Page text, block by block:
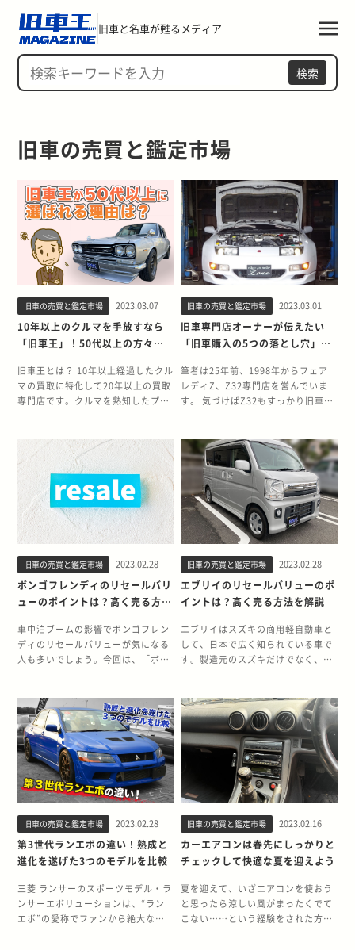
旧車と名車が甦るメディア
検索
旧車の売買と鑑定市場
旧車の売買と鑑定市場 2023.03.07
10年以上のクルマを手放すなら
「旧車王」！50代以上の方々に
旧車王とは？ 10年以上経過したクル
マの買取に特化して20年以上の買取
専門店です。クルマを熟知したプロ
取価格で安心して売却をすることが
可能です。 利用者の半数以上が50代
の方々であることから、長くクルマ
に乗られてきたクルマ好きの方から
ご好評いただいています。 お客様の
声の一部を紹介します。 ■Oさん
（80代・男性）旧車王に連絡後すぐ
と思う。又、処理も早く満足してい
る。クルマに対するエピソードは多
くあるが、44年間も役立ってくれて
れる方に大切に使ってもらえること
を心から願っている。 ■Fさん
（60代・男性）とても大切に乗って
の方はとても信用出来る方とお見受
けしましたが、その通りでした。あ
りがとうございます。 ■Nさん
（60代・男性）若い社員の方でした
が、知識も豊富で誠実な方でした。
とても気持ちよく対応いただきまし
た。 神奈川県横浜市を拠点とし、
全国47都道府県どこへでも査定にい
きます。社内基準をクリアした経験
豊富な鑑定士が最短当日で査定にい
くため、日程調整もカンタンにでき
ます！ 条件に当てはまる方には、買
取を行った当日にご入金が可能で
す。 ぜひお電話からお気軽にお問い
合わせください！ ※下記画像をタッ
旧車の売買と鑑定市場 2023.03.01
旧車専門店オーナーが伝えたい
「旧車購入の5つの落とし穴」と
筆者は25年前、1998年からフェア
レディZ、Z32専門店を営んでいま
す。 気づけばZ32もすっかり旧車に
しましたが、ここ数年で空前の旧車
大ブームになっていることはご存知
のとおりです。 海外と国内のW需要
で、相場が急騰。 R32〜R34型スカ
イラインGT-Rを筆頭に、信じられ
ない価格になっています。 カーセン
サーやグーを見れば憧れのクルマた
ぐ方も多いことでしょう。 いい方は
悪いですが、ここだけの話し、そこ
に「落とし穴」が潜んでいることも
ドバイスは一言。 『思い込みで旧車
を買わないこと』です。 その思い込
みは、固定概念や心理から生まれる
車を購入される方々のヒントになれ
ばと思います。 ■落とし穴1：販売
価格が高いから程度が良いと思い込
んでしまう 販売価格が安いクルマ
は、程度が悪く見えます。 「販売価
格が高い＝価値が高い」と思い込ん
でしないがちです。 販売価格と、程
度は比例するとはいい切れません。
「販売価格が高い＝仕入れが高い」
可能性もあるのです。 ■落とし穴
2：見た目が良いから程度が良いと
思い込んでしまう 見た目が悪いクル
マは、程度が悪く見えます。 見た目
が良いと、大事にされてきたと思い
込んでしまいがちです。 見た目と程
旧車の売買と鑑定市場 2023.02.28
ボンゴフレンディのリセールバリ
ューのポイントは？高く売る方法
車中泊ブームの影響でボンゴフレン
ディのリセールバリューが気になる
人も多いでしょう。今回は、「ボン
く売る方法」「ボンゴフレンディの
魅力と歴史」について詳しく解説し
ます。ボンゴフレンディの売却を検
討中の人は参考にしてください。 ボ
ンゴフレンディのリセールバリュー
のポイント ボンゴフレンディのリセ
ールバリューのポイントは、独自性
デルとしては希少な「オートフリー
トップ」や、レジャーで人気の高い
4WDとディーゼルエンジンを組み合
わせたモデルは車中泊ブームで人気
が再燃しています。 ボンゴフレンデ
ィはプレミア価格がつく車ではな
く、オートキャンプや車中泊に最適
旧車の売買と鑑定市場 2023.02.28
エブリイのリセールバリューのポ
イントは？高く売る方法を解説
エブリイはスズキの商用軽自動車と
して、日本で広く知られている車で
す。製造元のスズキだけでなく、日
SCRUM VANとしてそれぞれ車名を
変えて販売されており、日本のビジ
ネスを支えている車とも言っても過
言ではないでしょう。また乗用車タ
イプのエブリイワゴンも、日常生活
やレジャー用に人気があります。 本
記事では、エブリイのリセールバリ
について詳しく解説します。 エブリ
イのリセールバリューのポイント エ
ブリイのリセールバリューのポイン
トは、高年式の低走行車であること
です。エブリイは40年ほどの歴史が
あり、エブリイワゴンの現行モデル
も2015年から販売されています。市
旧車の売買と鑑定市場 2023.02.28
第3世代ランエボの違い！熟成と
進化を遂げた3つのモデルを比較
三菱 ランサーのスポーツモデル・ラ
ンサーエボリューションは、“ラン
エボ”の愛称でファンから絶大な支
旧車の売買と鑑定市場 2023.02.16
カーエアコンは春先にしっかりと
チェックして快適な夏を迎えよう
夏を迎えて、いざエアコンを使おう
と思ったら涼しい風がまったくでて
こない……という経験をされた方も